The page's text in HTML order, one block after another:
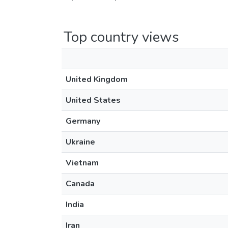
Top country views
United Kingdom
United States
Germany
Ukraine
Vietnam
Canada
India
Iran